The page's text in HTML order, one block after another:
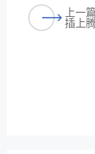
上一
插上